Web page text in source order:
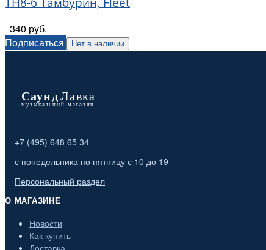
340 руб.
Подписаться
Нет в наличии
+7 (495) 648 65 34
с понедельника по пятницу с 10 до 19
Персональный раздел
О МАГАЗИНЕ
Новости
Как купить
Доставка